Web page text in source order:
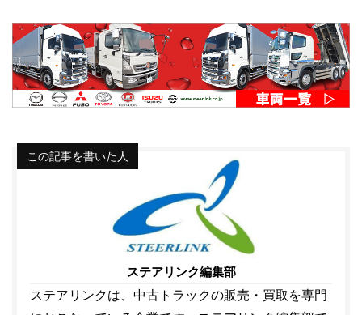
この記事を書いた人
ステアリンク編集部
ステアリンクは、中古トラックの販売・買取を専門